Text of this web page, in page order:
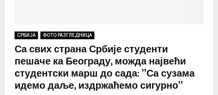
СРБИЈА ФОТО РАЗГЛЕДНИЦА
Са свих страна Србије студенти
пешаче ка Београду, можда највећи
студентски марш до сада: ”Са сузама
идемо даље, издржаћемо сигурно”